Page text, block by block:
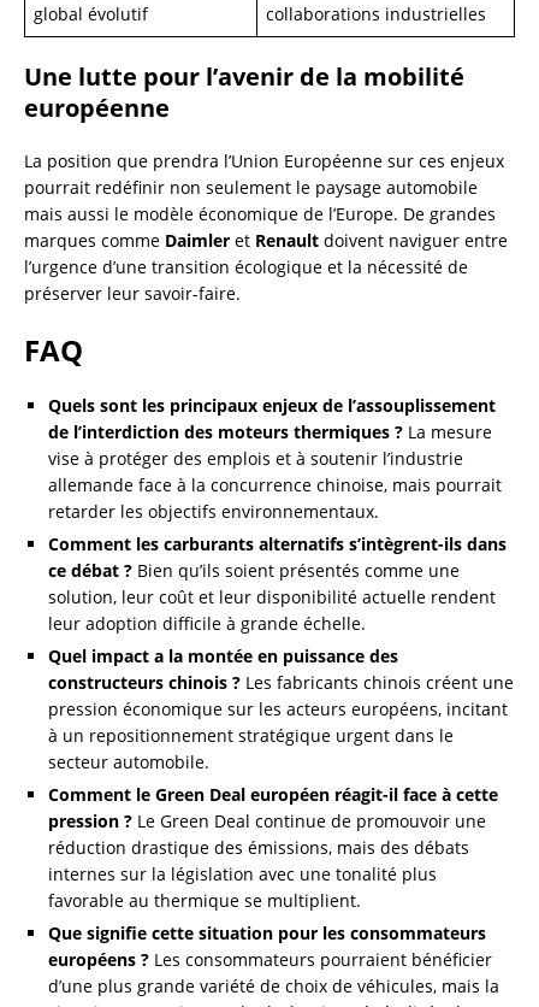
global évolutif
collaborations industrielles
Une lutte pour l’avenir de la mobilité
européenne
La position que prendra l’Union Européenne sur ces enjeux
pourrait redéfinir non seulement le paysage automobile
mais aussi le modèle économique de l’Europe. De grandes
marques comme Daimler et Renault doivent naviguer entre
l’urgence d’une transition écologique et la nécessité de
préserver leur savoir-faire.
FAQ
Quels sont les principaux enjeux de l’assouplissement
de l’interdiction des moteurs thermiques ? La mesure
vise à protéger des emplois et à soutenir l’industrie
allemande face à la concurrence chinoise, mais pourrait
retarder les objectifs environnementaux.
Comment les carburants alternatifs s’intègrent-ils dans
ce débat ? Bien qu’ils soient présentés comme une
solution, leur coût et leur disponibilité actuelle rendent
leur adoption difficile à grande échelle.
Quel impact a la montée en puissance des
constructeurs chinois ? Les fabricants chinois créent une
pression économique sur les acteurs européens, incitant
à un repositionnement stratégique urgent dans le
secteur automobile.
Comment le Green Deal européen réagit-il face à cette
pression ? Le Green Deal continue de promouvoir une
réduction drastique des émissions, mais des débats
internes sur la législation avec une tonalité plus
favorable au thermique se multiplient.
Que signifie cette situation pour les consommateurs
européens ? Les consommateurs pourraient bénéficier
d’une plus grande variété de choix de véhicules, mais la